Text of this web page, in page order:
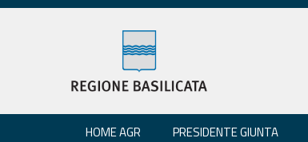
HOME AGR PRESIDENTE GIUNTA